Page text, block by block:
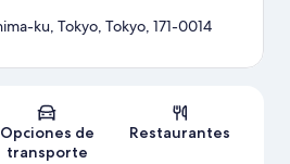
Mapa
ku, Tokyo, Tokyo, 171-0014
Opciones de
transporte
Restaurantes